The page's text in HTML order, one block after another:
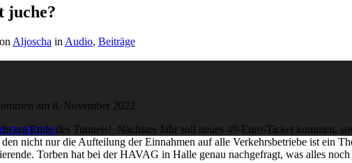
juche?
Aljoscha in Audio, Beiträge
zu regeln.
am 8. November 2022
am Ende des Tunnels! Nächstes Jahr soll neues 49-Euro-Ticket kommen,
nicht nur die Aufteilung der Einnahmen auf alle Verkehrsbetriebe ist ein
Torben hat bei der HAVAG in Halle genau nachgefragt, was alles